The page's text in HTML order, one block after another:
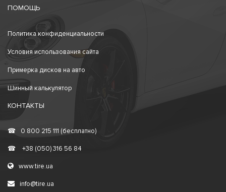
ПОМОЩЬ
Политика конфиденциальности
Условия использования сайта
Примерка дисков на авто
Шинный калькулятор
КОНТАКТЫ
☎ 0 800 215 111 (бесплатно)
☎ +38 (050) 316 56 84
www.tire.ua
info@tire.ua